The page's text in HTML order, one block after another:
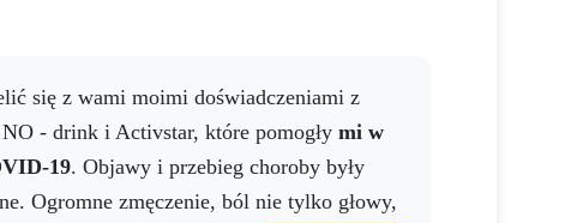
- drink i Activstar, które pomogły mi w
19. Objawy i przebieg choroby były
Ogromne zmęczenie, ból nie tylko głowy,